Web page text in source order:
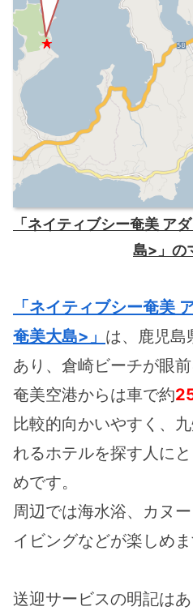
「ネイティブシー奄美 ア
島>」の
「ネイティブシー奄美
奄美大島>」 は、鹿児島
あり、倉崎ビーチが眼
奄美空港からは車で約
比較的向かいやすく、
れるホテルを探す人に
めです。
周辺では海水浴、カヌ
イビングなどが楽しめま
送迎サービスの明記は